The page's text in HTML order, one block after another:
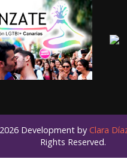
Development by Clara
Rights Reserved.